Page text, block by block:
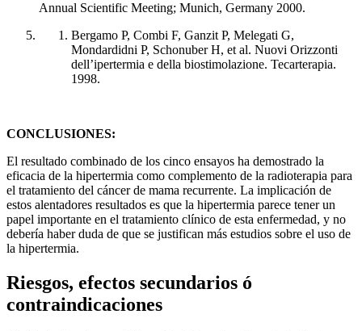
Annual Scientific Meeting; Munich, Germany 2000.
Bergamo P, Combi F, Ganzit P, Melegati G,
Mondardidni P, Schonuber H, et al. Nuovi Orizzonti
dell’ipertermia e della biostimolazione. Tecarterapia.
1998.
CONCLUSIONES:
El resultado combinado de los cinco ensayos ha demostrado la
eficacia de la hipertermia como complemento de la radioterapia para
el tratamiento del cáncer de mama recurrente. La implicación de
estos alentadores resultados es que la hipertermia parece tener un
papel importante en el tratamiento clínico de esta enfermedad, y no
debería haber duda de que se justifican más estudios sobre el uso de
la hipertermia.
Riesgos, efectos secundarios ó
contraindicaciones